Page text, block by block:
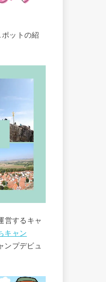
ットの紹
営するキャ
キャン
ンプデビュ